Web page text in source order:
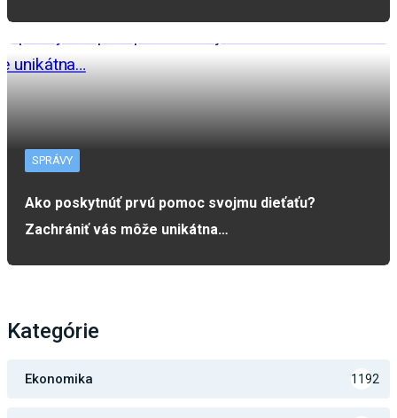
SPRÁVY
Ako poskytnúť prvú pomoc svojmu dieťaťu?
Zachrániť vás môže unikátna…
Kategórie
Ekonomika 1192